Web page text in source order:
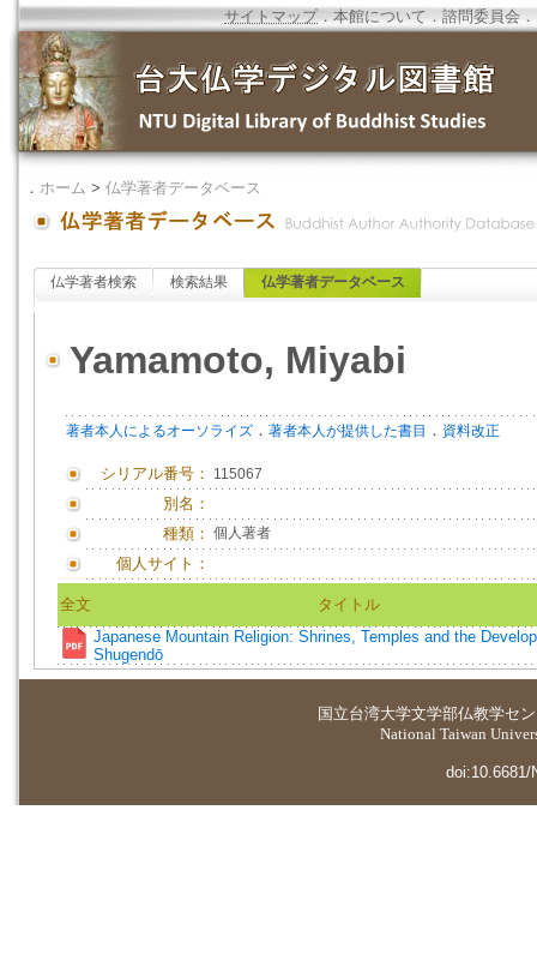
サイトマップ．本館について ．諮問委員会 ．
． ホーム > 仏学著者データベース
仏学著者検索 検索結果 仏学著者データベース
Yamamoto, Miyabi
著者本人によるオーソライズ ． 著者本人が提供した書目 ． 資料改正
シリアル番号： 115067
別名：
種類： 個人著者
個人サイト：
全文
タイトル
Japanese Mountain Religion: Shrines, Temples and the
Shugendō
国立台湾大学文学部仏教学セ
National Taiwan
doi:10.6681/